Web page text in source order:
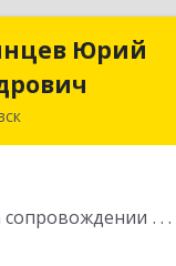
Юрий
сопровождении
ИП